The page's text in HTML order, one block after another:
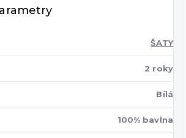
ŠATY
2 roky
Bílá
100% bavlna